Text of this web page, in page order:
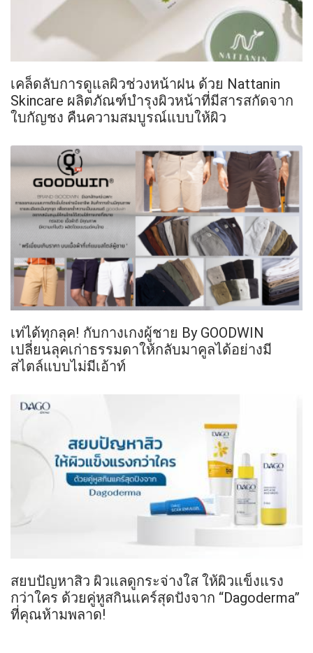
เคล็ดลับการดูแลผิวช่วงหน้าฝน ด้วย Nattanin
Skincare ผลิตภัณฑ์บำรุงผิวหน้าที่มีสารสกัดจาก
ใบกัญชง คืนความสมบูรณ์แบบให้ผิว
เท่ได้ทุกลุค! กับกางเกงผู้ชาย By GOODWIN
เปลี่ยนลุคเก่าธรรมดาให้กลับมาคูลได้อย่างมี
สไตล์แบบไม่มีเอ้าท์
สยบปัญหาสิว ผิวแลดูกระจ่างใส ให้ผิวแข็งแรง
กว่าใคร ด้วยคู่หูสกินแคร์สุดปังจาก “Dagoderma”
ที่คุณห้ามพลาด!